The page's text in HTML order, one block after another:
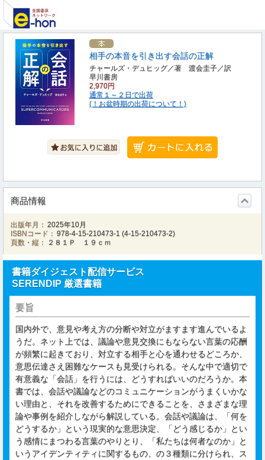
相手の本音を引き出す会話の正解
チャールズ・デュヒッグ／著 渡会圭子／訳
早川書房
2,970円
通常１～２日で出荷
(！お盆時期の出荷について！)
商品情報
出版年月： 2025年10月
ISBNコード： 978-4-15-210473-1 (4-15-210473-2)
頁数・縦：
２８１Ｐ １９ｃｍ
書籍ダイジェスト配信サービス
SERENDIP 厳選書籍
要旨
国内外で、意見や考え方の分断や対立がますます進んでいるよ
うだ。ネット上では、議論や意見交換にもならない言葉の応酬
が頻繁に起きており、対立する相手と心を通わせるどころか、
意思伝達さえ困難なケースも見受けられる。そんな中で適切で
有意義な「会話」を行うには、どうすればいいのだろうか。本
書では、会話や議論などのコミュニケーションがうまくいかな
い理由と、それを改善するためにできることを、さまざまな理
論や事例を紹介しながら解説している。会話や議論は、「何を
どうするか」という現実的な意思決定、「どう感じるか」とい
う感情にまつわる言葉のやりとり、「私たちは何者なのか」と
いうアイデンティティに関するもの、の３種類に分けられ、ス